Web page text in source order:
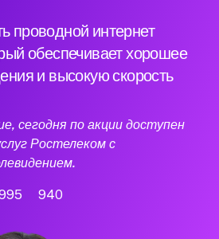
проводной интернет
обеспечивает хорошее
и высокую скорость
сегодня по акции доступен
Ростелеком с
940